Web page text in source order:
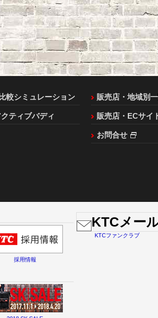
較シミュレーション
ティブバディ
販売店・地域別
販売店・ECサイ
お問合せ
採用情報
KTCメー
KTCファンクラブ